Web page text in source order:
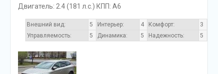
Двигатель: 2.4 (181 л.с.) КПП: A6
Внешний вид: 5 Интерьер: 4 Комфорт:
3
Управляемость:
5 Динамика: 5 Надежность: 5